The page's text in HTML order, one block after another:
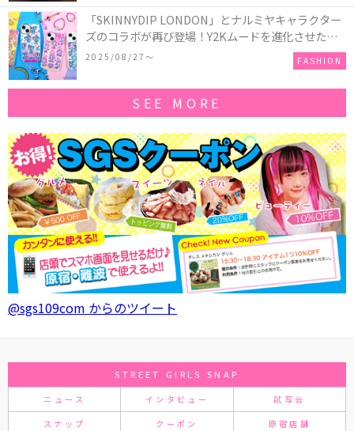
「SKINNYDIP LONDON」とナルミヤキャラクター
ズのコラボが再び登場！Y2Kムードを進化させた新
作コレクションを発売♪
2025/08/27〜 FASHION
SEE MORE
@sgs109com からのツイート
STREET GIRLS SNAP
ニュース インタビュー 試写会
スナップ クーポン 原宿店舗